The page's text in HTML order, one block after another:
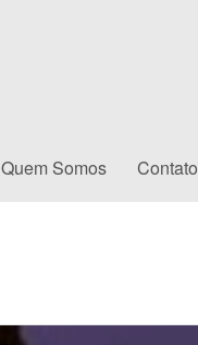
Quem Somos Contato